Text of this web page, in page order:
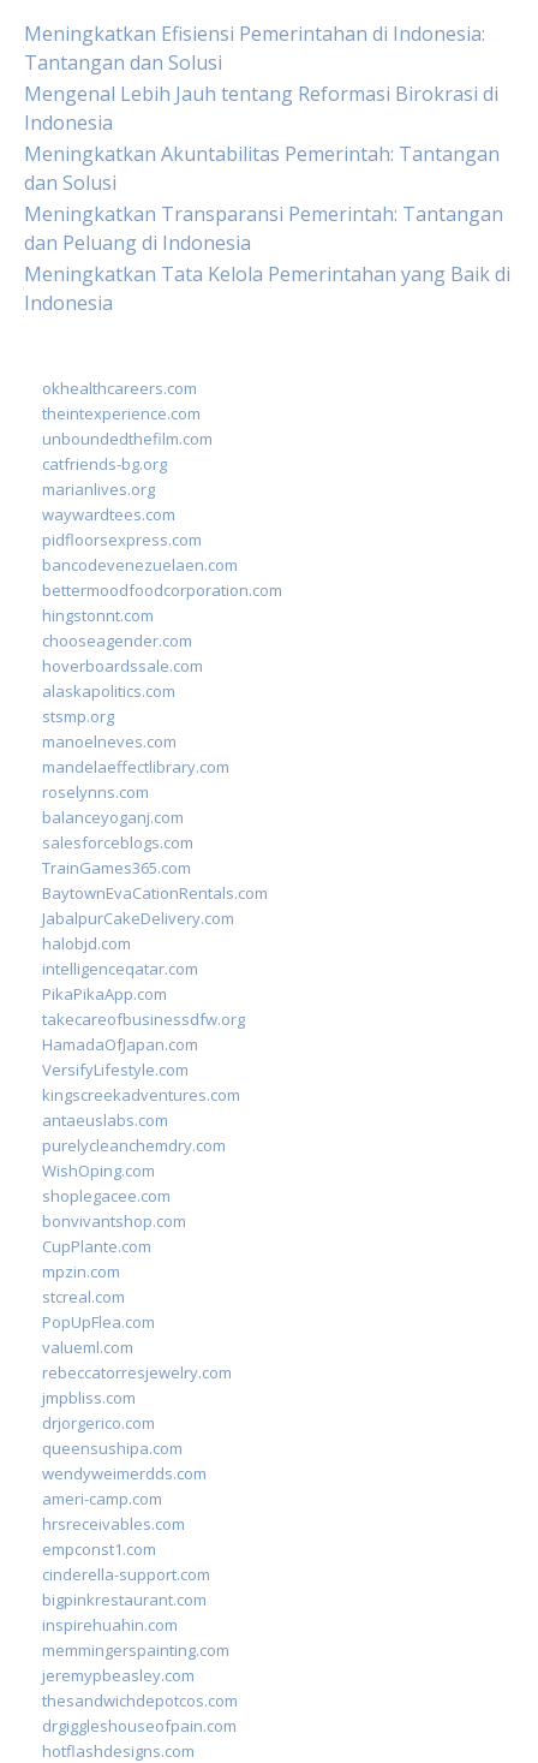
Meningkatkan Efisiensi Pemerintahan di Indonesia:
Tantangan dan Solusi
Mengenal Lebih Jauh tentang Reformasi Birokrasi di
Indonesia
Meningkatkan Akuntabilitas Pemerintah: Tantangan
dan Solusi
Meningkatkan Transparansi Pemerintah: Tantangan
dan Peluang di Indonesia
Meningkatkan Tata Kelola Pemerintahan yang Baik di
Indonesia
okhealthcareers.com
theintexperience.com
unboundedthefilm.com
catfriends-bg.org
marianlives.org
waywardtees.com
pidfloorsexpress.com
bancodevenezuelaen.com
bettermoodfoodcorporation.com
hingstonnt.com
chooseagender.com
hoverboardssale.com
alaskapolitics.com
stsmp.org
manoelneves.com
mandelaeffectlibrary.com
roselynns.com
balanceyoganj.com
salesforceblogs.com
TrainGames365.com
BaytownEvaCationRentals.com
JabalpurCakeDelivery.com
halobjd.com
intelligenceqatar.com
PikaPikaApp.com
takecareofbusinessdfw.org
HamadaOfJapan.com
VersifyLifestyle.com
kingscreekadventures.com
antaeuslabs.com
purelycleanchemdry.com
WishOping.com
shoplegacee.com
bonvivantshop.com
CupPlante.com
mpzin.com
stcreal.com
PopUpFlea.com
valueml.com
rebeccatorresjewelry.com
jmpbliss.com
drjorgerico.com
queensushipa.com
wendyweimerdds.com
ameri-camp.com
hrsreceivables.com
empconst1.com
cinderella-support.com
bigpinkrestaurant.com
inspirehuahin.com
memmingerspainting.com
jeremypbeasley.com
thesandwichdepotcos.com
drgiggleshouseofpain.com
hotflashdesigns.com